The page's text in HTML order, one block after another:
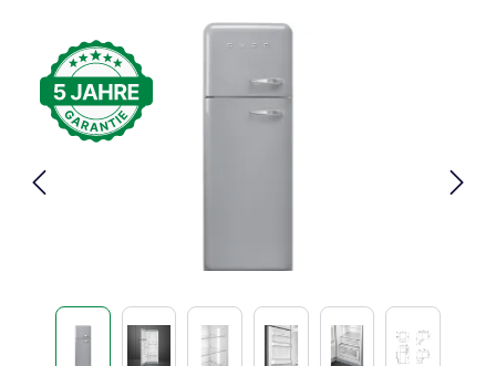
Bildergalerie überspringen